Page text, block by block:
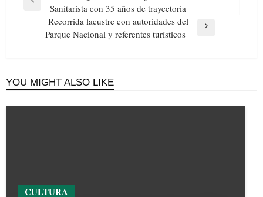
entradas
PreviousSanitarista con 35 años de trayectoria
Next
Recorrida lacustre con autoridades del
Parque Nacional y referentes turísticos
YOU MIGHT ALSO LIKE
CULTURA